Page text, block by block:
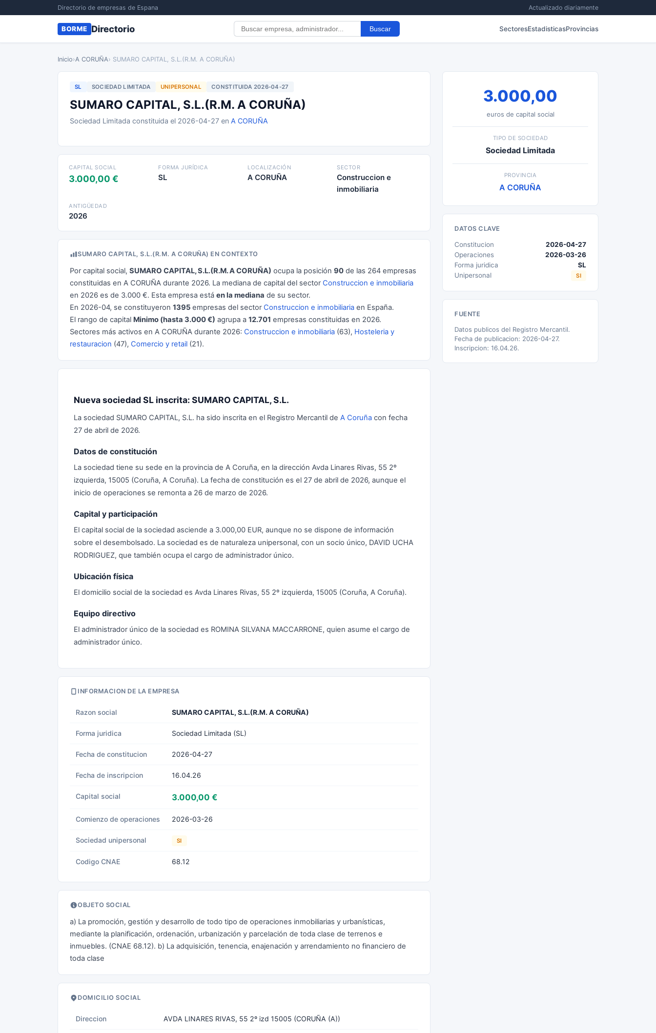
Directorio de empresas de Espana Actualizado diariamente
BORME Directorio Buscar SectoresEstadisticasProvincias
Inicio›A CORUÑA› SUMARO CAPITAL, S.L.(R.M. A CORUÑA)
SL SOCIEDAD LIMITADA UNIPERSONAL CONSTITUIDA 2026-04-27
SUMARO CAPITAL, S.L.(R.M. A CORUÑA)
Sociedad Limitada constituida el 2026-04-27 en A CORUÑA
CAPITAL SOCIAL
3.000,00 €
FORMA JURÍDICA
SL
LOCALIZACIÓN
A CORUÑA
SECTOR
Construccion e
inmobiliaria
ANTIGÜEDAD
2026
SUMARO CAPITAL, S.L.(R.M. A CORUÑA) EN CONTEXTO
Por capital social, SUMARO CAPITAL, S.L.(R.M. A CORUÑA) ocupa la posición 90 de las 264 empresas
constituidas en A CORUÑA durante 2026. La mediana de capital del sector Construccion e inmobiliaria
en 2026 es de 3.000 €. Esta empresa está en la mediana de su sector.
En 2026-04, se constituyeron 1395 empresas del sector Construccion e inmobiliaria en España.
El rango de capital Minimo (hasta 3.000 €) agrupa a 12.701 empresas constituidas en 2026.
Sectores más activos en A CORUÑA durante 2026: Construccion e inmobiliaria (63), Hosteleria y
restauracion (47), Comercio y retail (21).
Nueva sociedad SL inscrita: SUMARO CAPITAL, S.L.
La sociedad SUMARO CAPITAL, S.L. ha sido inscrita en el Registro Mercantil de A Coruña con fecha
27 de abril de 2026.
Datos de constitución
La sociedad tiene su sede en la provincia de A Coruña, en la dirección Avda Linares Rivas, 55 2º
izquierda, 15005 (Coruña, A Coruña). La fecha de constitución es el 27 de abril de 2026, aunque el
inicio de operaciones se remonta a 26 de marzo de 2026.
Capital y participación
El capital social de la sociedad asciende a 3.000,00 EUR, aunque no se dispone de información
sobre el desembolsado. La sociedad es de naturaleza unipersonal, con un socio único, DAVID UCHA
RODRIGUEZ, que también ocupa el cargo de administrador único.
Ubicación física
El domicilio social de la sociedad es Avda Linares Rivas, 55 2º izquierda, 15005 (Coruña, A Coruña).
Equipo directivo
El administrador único de la sociedad es ROMINA SILVANA MACCARRONE, quien asume el cargo de
administrador único.
INFORMACION DE LA EMPRESA
Razon social SUMARO CAPITAL, S.L.(R.M. A CORUÑA)
Forma juridica Sociedad Limitada (SL)
Fecha de constitucion 2026-04-27
Fecha de inscripcion 16.04.26
Capital social 3.000,00 €
Comienzo de operaciones 2026-03-26
Sociedad unipersonal SI
Codigo CNAE 68.12
OBJETO SOCIAL
a) La promoción, gestión y desarrollo de todo tipo de operaciones inmobiliarias y urbanísticas,
mediante la planificación, ordenación, urbanización y parcelación de toda clase de terrenos e
inmuebles. (CNAE 68.12). b) La adquisición, tenencia, enajenación y arrendamiento no financiero de
toda clase
DOMICILIO SOCIAL
Direccion AVDA LINARES RIVAS, 55 2º izd 15005 (CORUÑA (A))
3.000,00
euros de capital social
TIPO DE SOCIEDAD
Sociedad Limitada
PROVINCIA
A CORUÑA
DATOS CLAVE
Constitucion
2026-04-27
Operaciones
2026-03-26
Forma juridica
SL
Unipersonal
SI
FUENTE
Datos publicos del Registro Mercantil.
Fecha de publicacion: 2026-04-27.
Inscripcion: 16.04.26.